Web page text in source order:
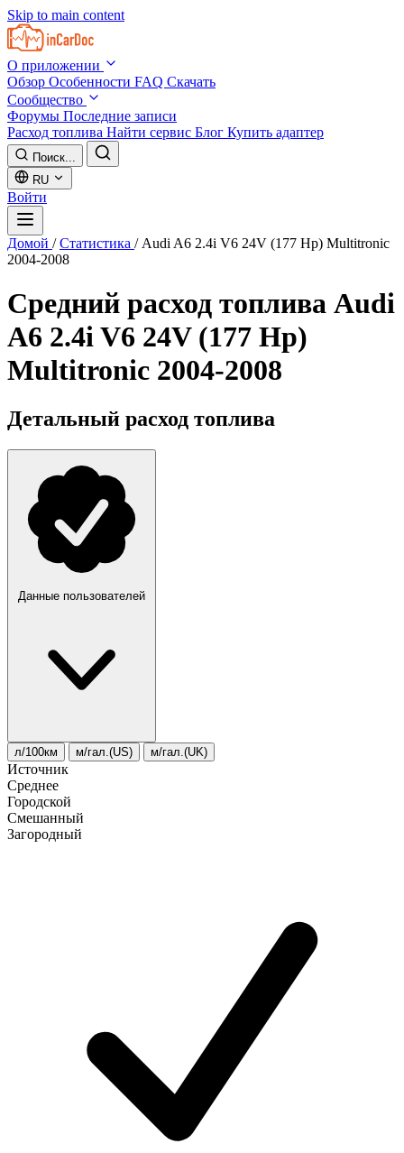
Skip to main content
О приложении
Обзор Особенности FAQ Скачать
Сообщество
Форумы Последние записи
Расход топлива Найти сервис Блог Купить адаптер
Поиск...
RU
Войти
Домой / Статистика / Audi A6 2.4i V6 24V (177 Hp) Multitronic
2004-2008
Средний расход топлива Audi
A6 2.4i V6 24V (177 Hp)
Multitronic 2004-2008
Детальный расход топлива
Данные пользователей
л/100км м/гал.(US) м/гал.(UK)
Источник
Среднее
Городской
Смешанный
Загородный